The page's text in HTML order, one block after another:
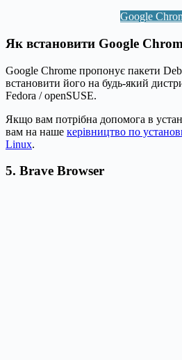
Google
Як встановити Google
Google Chrome пропонує пакети Deb
встановити його на будь-який
Fedora / openSUSE.
Якщо вам потрібна допомога в
вам на наше керівництво по
Linux.
5. Brave Browser